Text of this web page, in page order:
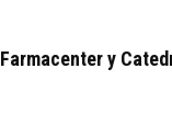
Farmacenter y